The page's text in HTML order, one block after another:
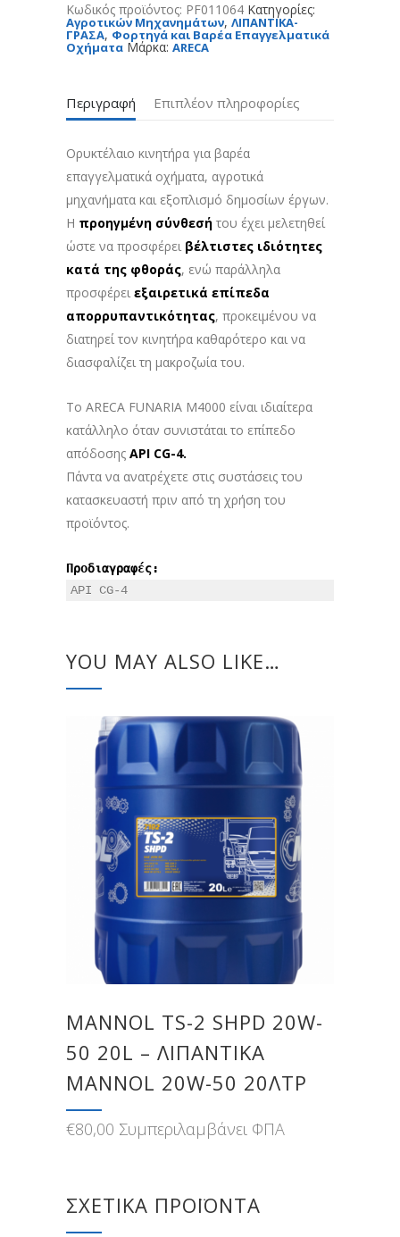
Κωδικός προϊόντος: PF011064 Κατηγορίες:
Αγροτικών Μηχανημάτων, ΛΙΠΑΝΤΙΚΑ-
ΓΡΑΣΑ, Φορτηγά και Βαρέα Επαγγελματικά
Οχήματα Μάρκα: ARECA
Περιγραφή Επιπλέον πληροφορίες
Ορυκτέλαιο κινητήρα για βαρέα
επαγγελματικά οχήματα, αγροτικά
μηχανήματα και εξοπλισμό δημοσίων έργων.
Η προηγμένη σύνθεσή του έχει μελετηθεί
ώστε να προσφέρει βέλτιστες ιδιότητες
κατά της φθοράς, ενώ παράλληλα
προσφέρειεξαιρετικά επίπεδα
απορρυπαντικότητας, προκειμένου να
διατηρεί τον κινητήρα καθαρότερο και να
διασφαλίζει τη μακροζωία του.
Το ARECA FUNARIA M4000 είναι ιδιαίτερα
κατάλληλο όταν συνιστάται το επίπεδο
απόδοσης API CG-4.
Πάντα να ανατρέχετε στις συστάσεις του
κατασκευαστή πριν από τη χρήση του
προϊόντος.
Προδιαγραφές:
API CG-4
YOU MAY ALSO LIKE…
MANNOL TS-2 SHPD 20W-
50 20L – ΛΙΠΑΝΤΙΚΑ
MANNOL 20W-50 20ΛΤΡ
€80,00 Συμπεριλαμβάνει ΦΠΑ
ΣΧΕΤΙΚΆ ΠΡΟΪΌΝΤΑ